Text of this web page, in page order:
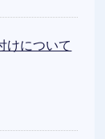
けについて